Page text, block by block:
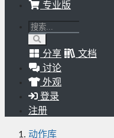
专业版
分享
文档
讨论
外观
登录
注册
动作库